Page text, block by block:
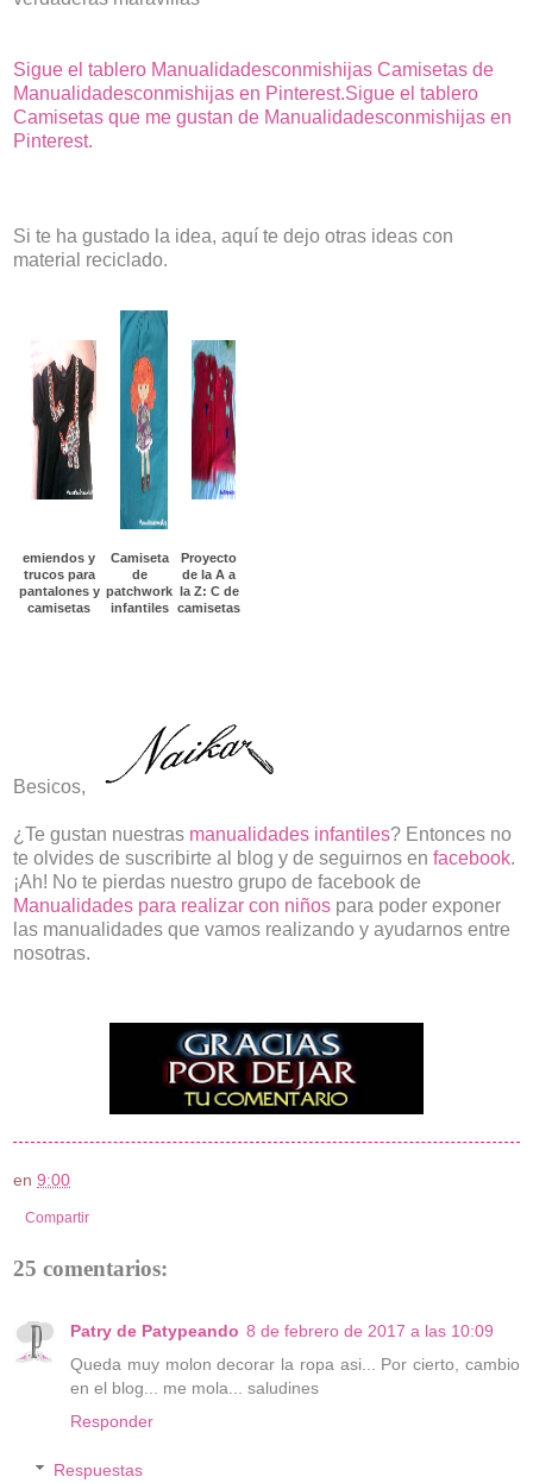
Sigue el tablero Manualidadesconmishijas Camisetas de
Manualidadesconmishijas en Pinterest.Sigue el tablero
Camisetas que me gustan de Manualidadesconmishijas en
Pinterest.
Si te ha gustado la idea, aquí te dejo otras ideas con
material reciclado.
emiendos y
trucos para
pantalones y
camisetas
Camiseta
de
patchwork
infantiles
Proyecto
de la A a
la Z: C de
camisetas
Besicos,
¿Te gustan nuestras manualidades infantiles? Entonces no
te olvides de suscribirte al blog y de seguirnos en facebook.
¡Ah! No te pierdas nuestro grupo de facebook de
Manualidades para realizar con niños para poder exponer
las manualidades que vamos realizando y ayudarnos entre
nosotras.
en 9:00
Compartir
25 comentarios:
Patry de Patypeando 8 de febrero de 2017 a las 10:09
Queda muy molon decorar la ropa asi... Por cierto, cambio
en el blog... me mola... saludines
Responder
Respuestas